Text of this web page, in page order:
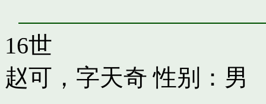
16世
赵可，字天奇 性别：男